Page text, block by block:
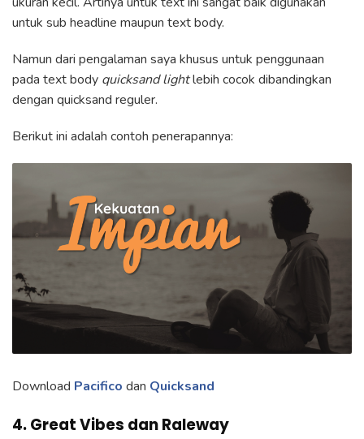
untuk sub headline maupun text body.
Namun dari pengalaman saya khusus untuk penggunaan
pada text body quicksand lightlebih cocok dibandingkan
dengan quicksand reguler.
Berikut ini adalah contoh penerapannya:
Download Pacifico dan Quicksand
4. Great Vibes dan Raleway